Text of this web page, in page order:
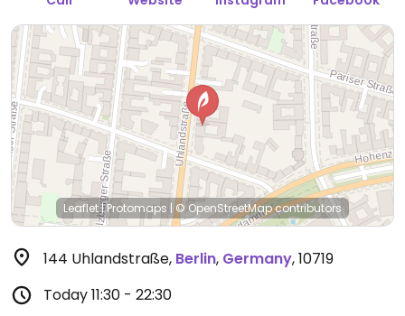
Leaflet|Protomaps |© OpenStreetMapcontributors
144 Uhlandstraße, Berlin, Germany,10719
Today11:30 - 22:30